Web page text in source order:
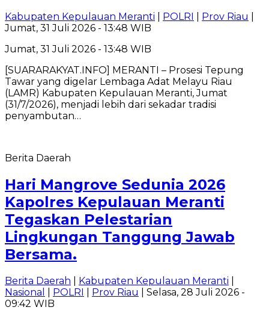
Kabupaten Kepulauan Meranti POLRI Prov Riau
Jumat, 31 Juli 2026 - 13:48 WIB
Jumat, 31 Juli 2026 - 13:48 WIB
[SUARARAKYAT.INFO] MERANTI – Prosesi Tepung
Tawar yang digelar Lembaga Adat Melayu Riau
(LAMR) Kabupaten Kepulauan Meranti, Jumat
(31/7/2026), menjadi lebih dari sekadar tradisi
penyambutan…
Berita Daerah
Hari Mangrove Sedunia 2026
Kapolres Kepulauan Meranti
Tegaskan Pelestarian
Lingkungan Tanggung Jawab
Bersama.
Berita Daerah Kabupaten Kepulauan Meranti
Nasional
POLRI Prov Riau
| Selasa, 28 Juli 2026 -
09:42 WIB